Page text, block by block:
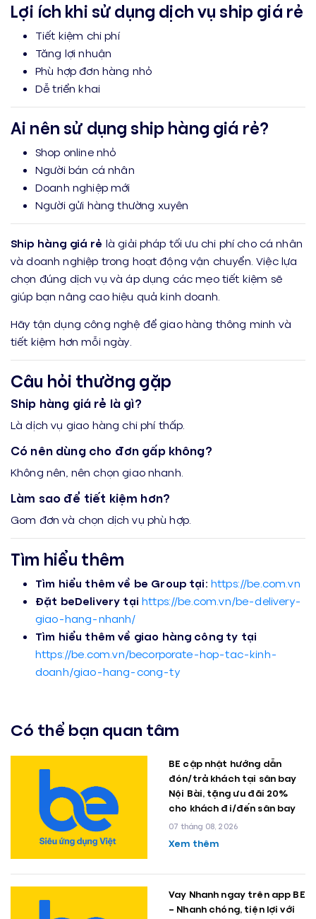
Lợi ích khi sử dụng dịch vụ ship giá rẻ
Tiết kiệm chi phí
Tăng lợi nhuận
Phù hợp đơn hàng nhỏ
Dễ triển khai
Ai nên sử dụng ship hàng giá rẻ?
Shop online nhỏ
Người bán cá nhân
Doanh nghiệp mới
Người gửi hàng thường xuyên
Ship hàng giá rẻ là giải pháp tối ưu chi phí cho cá nhân
và doanh nghiệp trong hoạt động vận chuyển. Việc lựa
chọn đúng dịch vụ và áp dụng các mẹo tiết kiệm sẽ
giúp bạn nâng cao hiệu quả kinh doanh.
Hãy tận dụng công nghệ để giao hàng thông minh và
tiết kiệm hơn mỗi ngày.
Câu hỏi thường gặp
Ship hàng giá rẻ là gì?
Là dịch vụ giao hàng chi phí thấp.
Có nên dùng cho đơn gấp không?
Không nên, nên chọn giao nhanh.
Làm sao để tiết kiệm hơn?
Gom đơn và chọn dịch vụ phù hợp.
Tìm hiểu thêm
Tìm hiểu thêm về be Group tại: https://be.com.vn
Đặt beDelivery tạihttps://be.com.vn/be-delivery-
giao-hang-nhanh/
Tìm hiểu thêm về giao hàng công ty tại
https://be.com.vn/becorporate-hop-tac-kinh-
doanh/giao-hang-cong-ty
Có thể bạn quan tâm
BE cập nhật hướng dẫn
đón/trả khách tại sân bay
Nội Bài, tặng ưu đãi 20%
cho khách đi/đến sân bay
07 tháng 08, 2026
Xem thêm
Vay Nhanh ngay trên app BE
– Nhanh chóng, tiện lợi với